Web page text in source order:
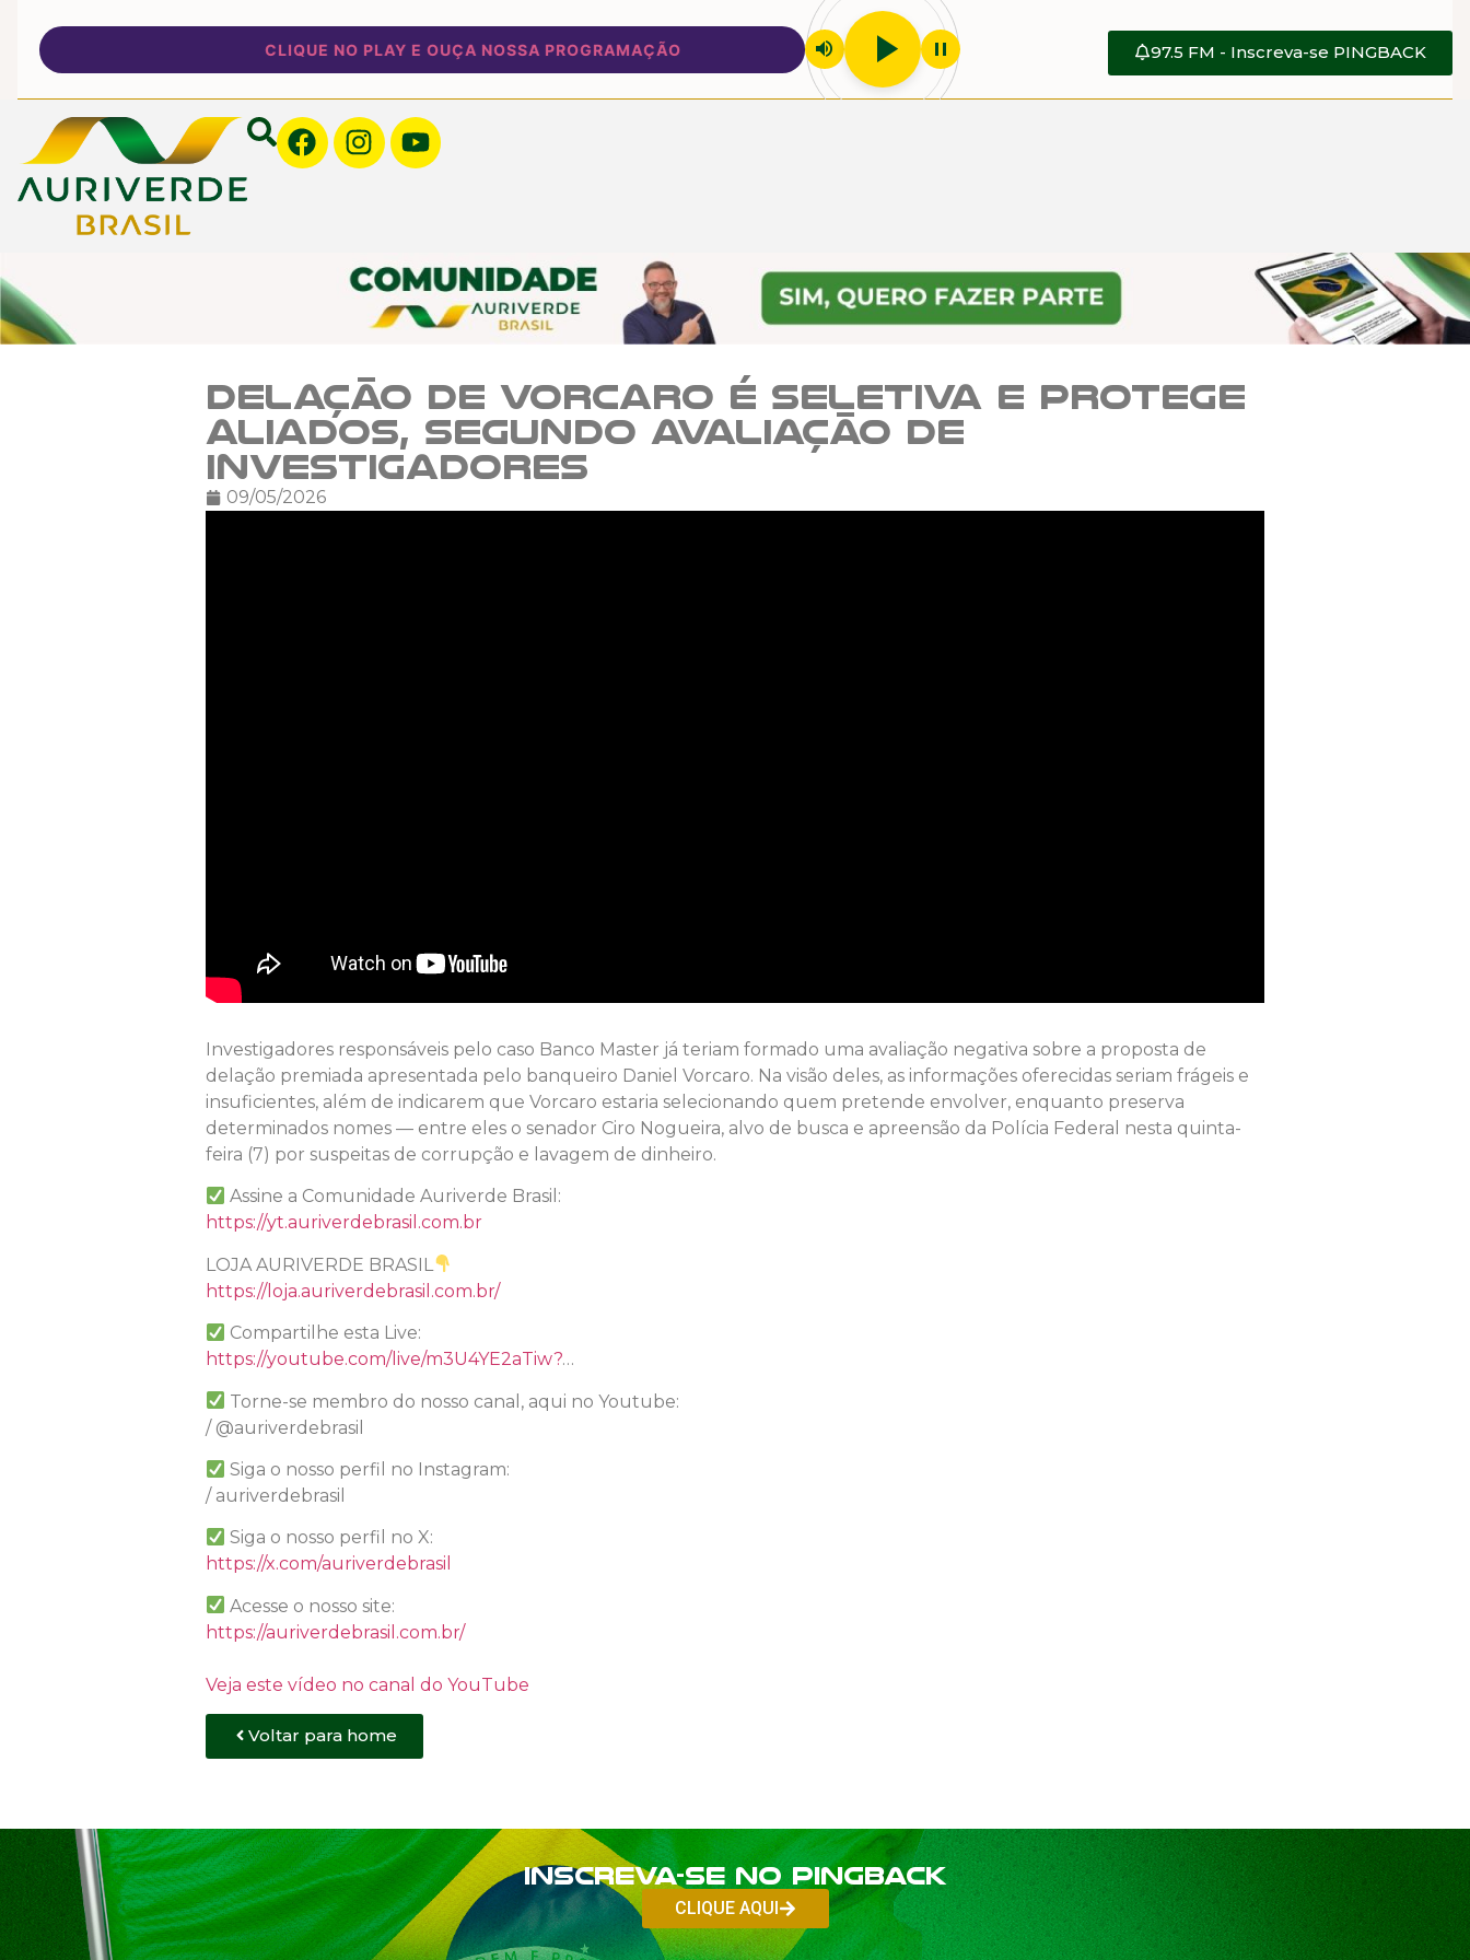
CLIQUE NO PLAY E OUÇA NOSSA PROGRAMAÇÃO volume_up play_arrow pause 97.5 FM - Inscreva-se PINGBACK
Delação de Vorcaro é seletiva e protege
aliados, segundo avaliação de
investigadores
09/05/2026
Investigadores responsáveis pelo caso Banco Master já teriam formado uma avaliação negativa sobre a proposta de
delação premiada apresentada pelo banqueiro Daniel Vorcaro. Na visão deles, as informações oferecidas seriam frágeis e
insuficientes, além de indicarem que Vorcaro estaria selecionando quem pretende envolver, enquanto preserva
determinados nomes — entre eles o senador Ciro Nogueira, alvo de busca e apreensão da Polícia Federal nesta quinta-
feira (7) por suspeitas de corrupção e lavagem de dinheiro.
Assine a Comunidade Auriverde Brasil:
https://yt.auriverdebrasil.com.br
LOJA AURIVERDE BRASIL
https://loja.auriverdebrasil.com.br/
Compartilhe esta Live:
https://youtube.com/live/m3U4YE2aTiw?…
Torne-se membro do nosso canal, aqui no Youtube:
/ @auriverdebrasil
Siga o nosso perfil no Instagram:
/ auriverdebrasil
Siga o nosso perfil no X:
https://x.com/auriverdebrasil
Acesse o nosso site:
https://auriverdebrasil.com.br/
Veja este vídeo no canal do YouTube
Voltar para home
Inscreva-se no PINGBACK
CLIQUE AQUI